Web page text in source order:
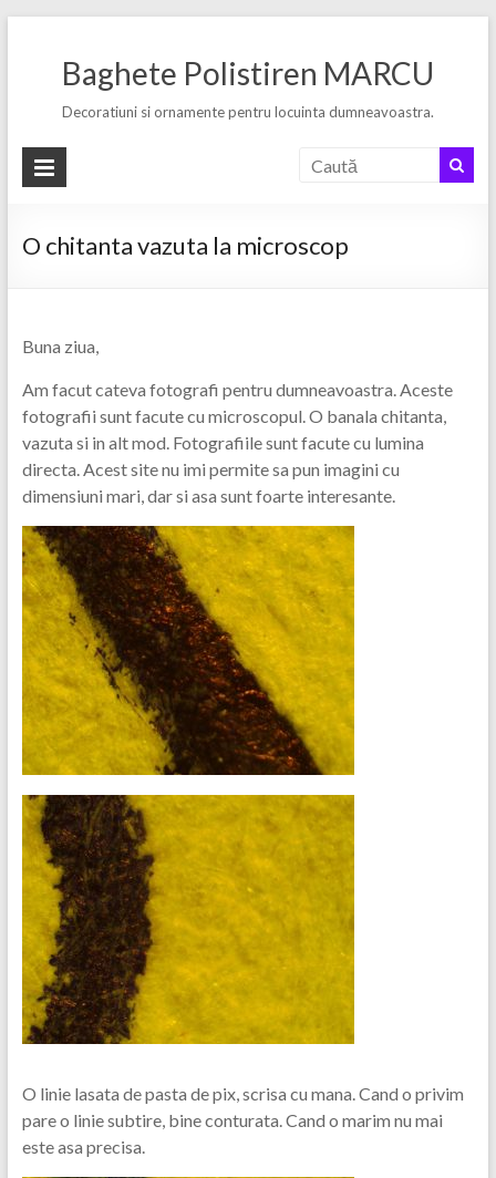
Baghete Polistiren MARCU
Decoratiuni si ornamente pentru locuinta dumneavoastra.
O chitanta vazuta la microscop
Buna ziua,
Am facut cateva fotografi pentru dumneavoastra. Aceste
fotografii sunt facute cu microscopul. O banala chitanta,
vazuta si in alt mod. Fotografiile sunt facute cu lumina
directa. Acest site nu imi permite sa pun imagini cu
dimensiuni mari, dar si asa sunt foarte interesante.
O linie lasata de pasta de pix, scrisa cu mana. Cand o privim
pare o linie subtire, bine conturata. Cand o marim nu mai
este asa precisa.